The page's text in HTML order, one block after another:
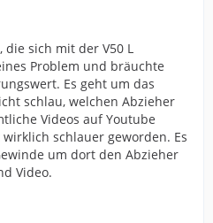
sich mit der V50 L
Problem und bräuchte
Es geht um das
schlau, welchen Abzieher
Videos auf Youtube
schlauer geworden. Es
um dort den Abzieher
Video.